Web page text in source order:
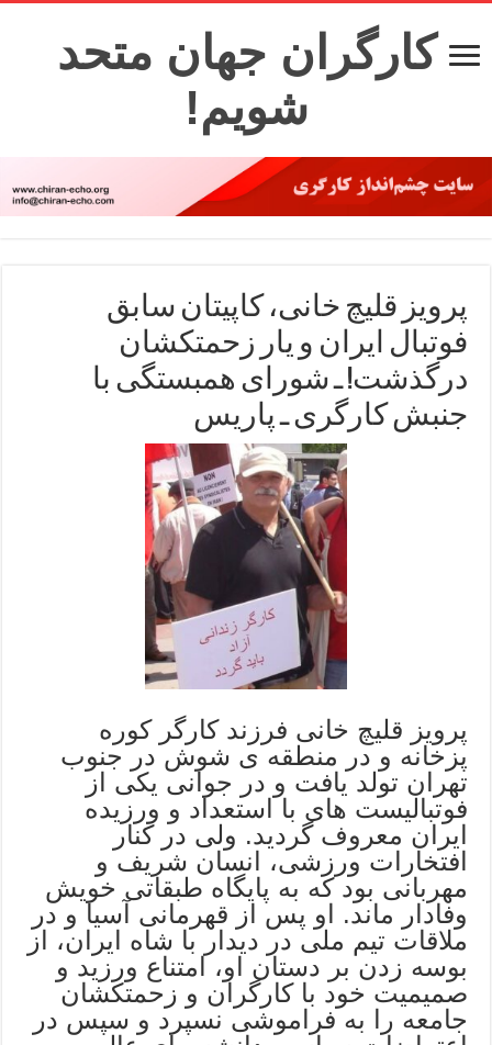
کارگران جهان متحد
شویم!
پرویز قلیچ خانی، کاپیتان سابق
فوتبال ایران و یار زحمتکشان
درگذشت! ـ شورای همبستگی با
جنبش کارگری ـ پاریس
پرویز قلیچ خانی فرزند کارگر کوره
پزخانه و در منطقه ی شوش در جنوب
تهران تولد یافت و در جوانی یکی از
فوتبالیست های با استعداد و ورزیده
ایران معروف گردید. ولی در کنار
افتخارات ورزشی، انسان شریف و
مهربانی بود که به پایگاه طبقاتی خویش
وفادار ماند. او پس از قهرمانی آسیا و در
ملاقات تیم ملی در دیدار با شاه ایران، از
بوسه زدن بر دستان او، امتناع ورزید و
صمیمیت خود با کارگران و زحمتکشان
جامعه را به فراموشی نسپرد و سپس در